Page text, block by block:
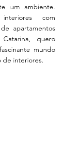
um ambiente.
com
apartamentos
quero
mundo
de interiores.